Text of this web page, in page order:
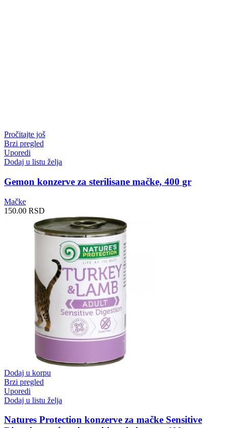
Pročitajte još
Brzi pregled
Uporedi
Dodaj u listu želja
Gemon konzerve za sterilisane mačke, 400 gr
Mačke
150.00 RSD
Dodaj u korpu
Brzi pregled
Uporedi
Dodaj u listu želja
Natures Protection konzerve za mačke Sensitive